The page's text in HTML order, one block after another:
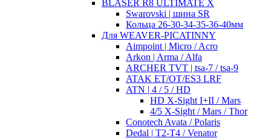
BLASER R8 ULTIMATE X
Swarovski | шина SR
Кольца 26-30-34-35-36-40мм
Для WEAVER-PICATINNY
Aimpoint | Micro / Acro
Arkon | Arma / Alfa
ARCHER TVT | tsa-7 / tsa-9
ATAK ET/OT/ES3 LRF
ATN | 4 / 5 / HD
HD X-Sight I+II / Mars
4/5 X-Sight / Mars / Thor
Conotech Avata / Polaris
Dedal | T2-T4 / Venator